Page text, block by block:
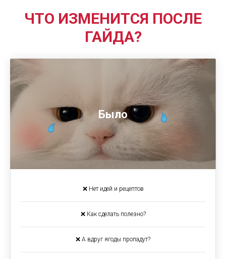
ЧТО ИЗМЕНИТСЯ ПОСЛЕ
ГАЙДА?
Было
❌ Нет идей и рецептов
❌ Как сделать полезно?
❌ А вдруг ягоды пропадут?